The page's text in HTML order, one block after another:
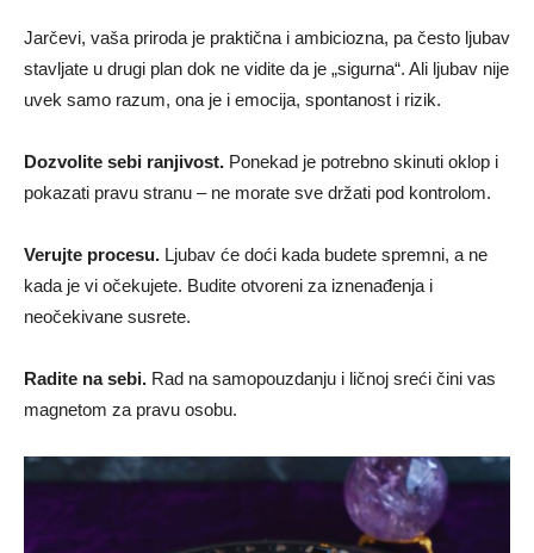
Jarčevi, vaša priroda je praktična i ambiciozna, pa često ljubav
stavljate u drugi plan dok ne vidite da je „sigurna“. Ali ljubav nije
uvek samo razum, ona je i emocija, spontanost i rizik.
Dozvolite sebi ranjivost. Ponekad je potrebno skinuti oklop i
pokazati pravu stranu – ne morate sve držati pod kontrolom.
Verujte procesu. Ljubav će doći kada budete spremni, a ne
kada je vi očekujete. Budite otvoreni za iznenađenja i
neočekivane susrete.
Radite na sebi. Rad na samopouzdanju i ličnoj sreći čini vas
magnetom za pravu osobu.